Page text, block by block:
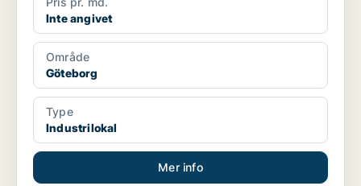
Inte angivet
Område
Göteborg
Type
Industrilokal
Mer info